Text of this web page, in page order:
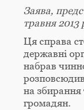
Заява,
травня 2013
Ця справа
державні
набрав
на збирання
громадян.